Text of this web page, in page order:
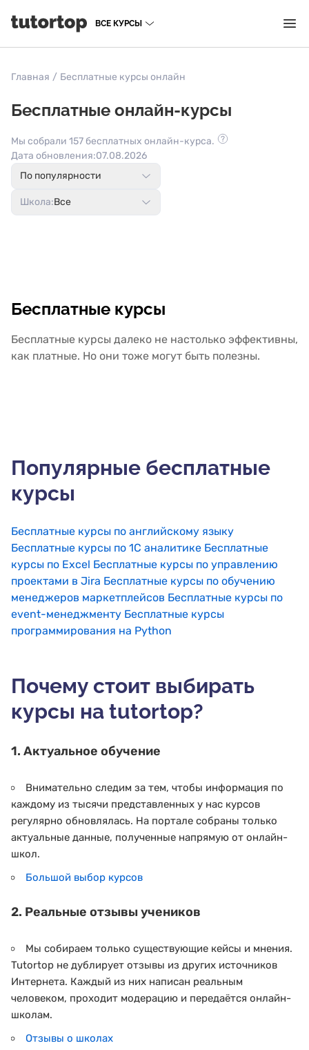
ВСЕ КУРСЫ
Главная / Бесплатные курсы онлайн
Бесплатные онлайн-курсы
Мы собрали 157 бесплатных онлайн-курса.
Дата обновления:07.08.2026
Школа:Все
По популярности
Бесплатные курсы
Бесплатные курсы далеко не настолько эффективны,
как платные. Но они тоже могут быть полезны.
Популярные бесплатные
курсы
Бесплатные курсы по английскому языку
Бесплатные курсы по 1С аналитике Бесплатные
курсы по Excel Бесплатные курсы по управлению
проектами в Jira Бесплатные курсы по обучению
менеджеров маркетплейсов Бесплатные курсы по
event-менеджменту Бесплатные курсы
программирования на Python
Почему стоит выбирать
курсы на tutortop?
1. Актуальное обучение
Внимательно следим за тем, чтобы информация по
каждому из тысячи представленных у нас курсов
регулярно обновлялась. На портале собраны только
актуальные данные, полученные напрямую от онлайн-
школ.
Большой выбор курсов
2. Реальные отзывы учеников
Мы собираем только существующие кейсы и мнения.
Tutortop не дублирует отзывы из других источников
Интернета. Каждый из них написан реальным
человеком, проходит модерацию и передаётся онлайн-
школам.
Отзывы о школах